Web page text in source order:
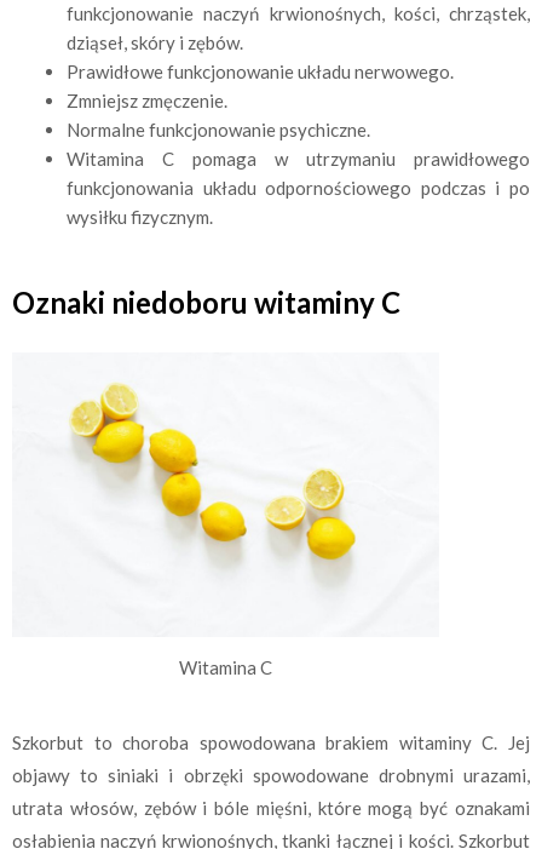
funkcjonowanie naczyń krwionośnych, kości, chrząstek,
dziąseł, skóry i zębów.
Prawidłowe funkcjonowanie układu nerwowego.
Zmniejsz zmęczenie.
Normalne funkcjonowanie psychiczne.
Witamina C pomaga w utrzymaniu prawidłowego
funkcjonowania układu odpornościowego podczas i po
wysiłku fizycznym.
Oznaki niedoboru witaminy C
Witamina C
Szkorbut to choroba spowodowana brakiem witaminy C. Jej
objawy to siniaki i obrzęki spowodowane drobnymi urazami,
utrata włosów, zębów i bóle mięśni, które mogą być oznakami
osłabienia naczyń krwionośnych, tkanki łącznej i kości. Szkorbut